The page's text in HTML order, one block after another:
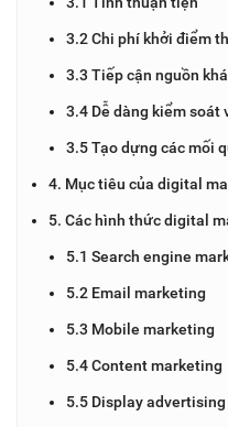
3.2 Chi phí khởi điểm
3.3 Tiếp cận nguồn
3.4 Dễ dàng kiểm soát
3.5 Tạo dựng các mối
4. Mục tiêu của digital
5. Các hình thức digital
5.1 Search engine
5.2 Email marketing
5.3 Mobile marketing
5.4 Content marketing
5.5 Display advertising